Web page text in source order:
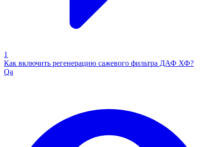
1
Как включить регенерацию сажевого фильтра ДАФ ХФ?
Qa